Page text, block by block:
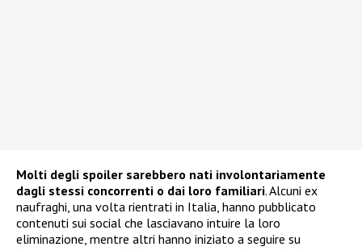
Molti degli spoiler sarebbero nati involontariamente
dagli stessi concorrenti o dai loro familiari. Alcuni ex
naufraghi, una volta rientrati in Italia, hanno pubblicato
contenuti sui social che lasciavano intuire la loro
eliminazione, mentre altri hanno iniziato a seguire su